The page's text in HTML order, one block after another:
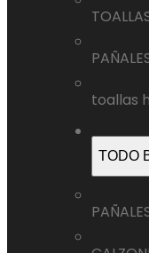
toallas
TODO